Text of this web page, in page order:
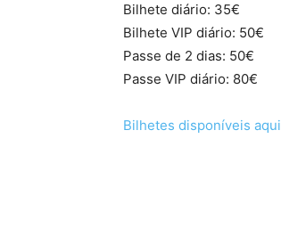
Bilhete diário: 35€
Bilhete VIP diário: 50€
Passe de 2 dias: 50€
Passe VIP diário: 80€
Bilhetes disponíveis aqui